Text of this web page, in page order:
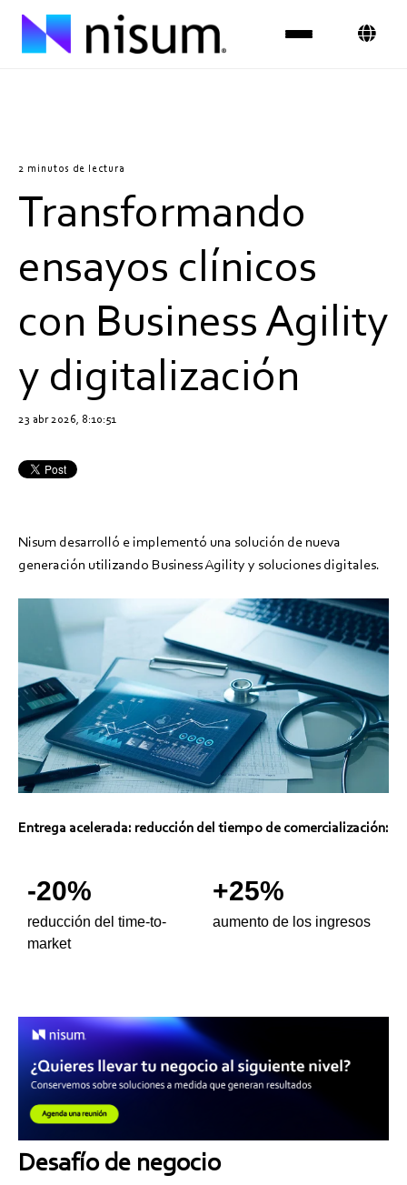
Insights
Únete al equipo
2 minutos de lectura
Transformando
ensayos clínicos
con Business Agility
y digitalización
23 abr 2026, 8:10:51
Nisum desarrolló e implementó una solución de nueva
generación utilizando Business Agility y soluciones digitales.
Entrega acelerada: reducción del tiempo de comercialización:
-20%
reducción del time-to-
market
+25%
aumento de los ingresos
Desafío de negocio